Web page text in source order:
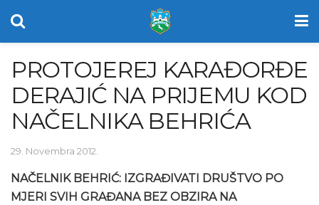
PROTOJEREJ KARAĐORĐE
DERAJIĆ NA PRIJEMU KOD
NAČELNIKA BEHRIĆA
29. Novembra 2012.
NAČELNIK BEHRIĆ: IZGRAĐIVATI DRUŠTVO PO
MJERI SVIH GRAĐANA BEZ OBZIRA NA